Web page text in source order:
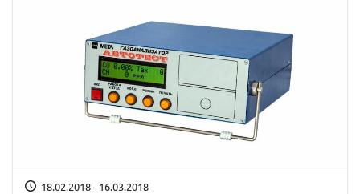
18.02.2018 - 16.03.2018